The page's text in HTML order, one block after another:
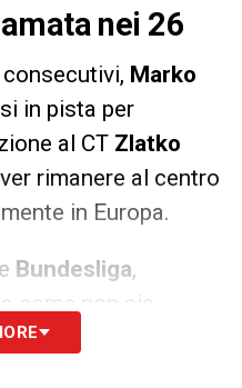
nei 26
Marko
in pista per
al CT Zlatko
rimanere al centro
in Europa.
Bundesliga,
come non sia
per il